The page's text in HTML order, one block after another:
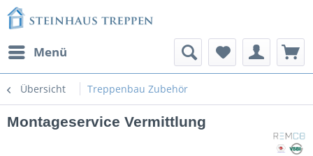
Menü
Übersicht Treppenbau Zubehör
Montageservice Vermittlung